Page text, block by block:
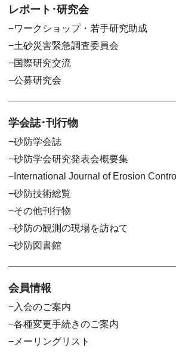
レポート･研究会
ワークショップ・若手研究助成
土砂災害緊急調査委員会
国際研究交流
公募研究会
学会誌･刊行物
砂防学会誌
砂防学会研究発表会概要集
International Journal of Erosion
砂防技術総覧
その他刊行物
砂防の観測の現場を訪ねて
砂防図書館
会員情報
入会のご案内
各種変更手続きのご案内
メーリングリスト